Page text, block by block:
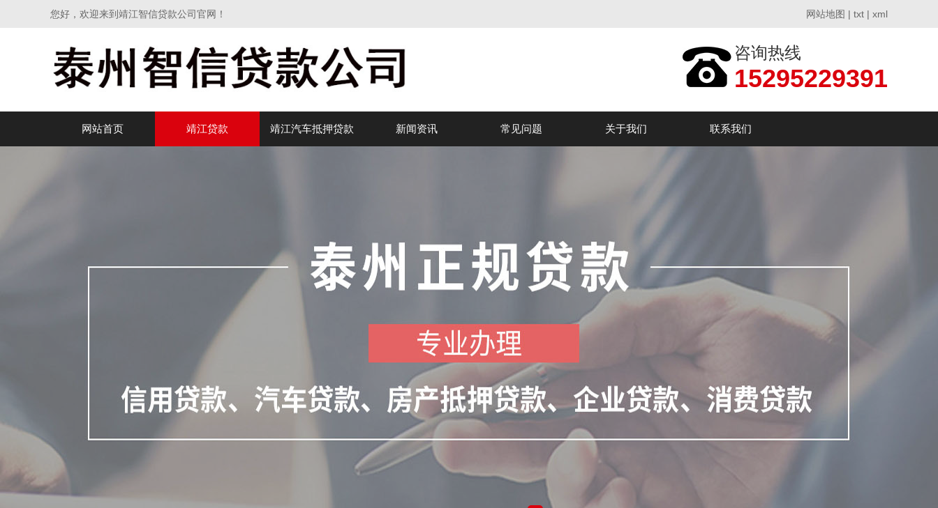
您好，欢迎来到靖江智信贷款公司官网！ 网站地图 | txt | xml
咨询热线
15295229391
网站首页 靖江贷款 靖江汽车抵押贷款 新闻资讯 常见问题 关于我们 联系我们